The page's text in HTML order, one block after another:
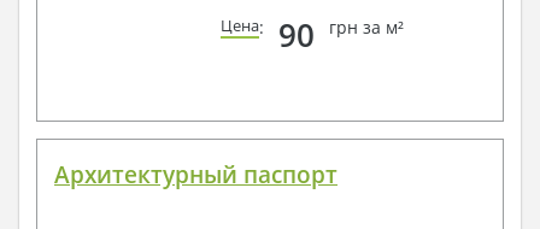
Цена: 90 грн за м²
Архитектурный паспорт